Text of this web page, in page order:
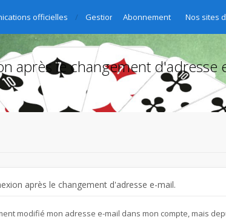
Abonnement Nos sites
officielles Gestion des abonnements - Abo-
après le changement d'adresse
après le changement d'adresse e-mail.
modifié mon adresse e-mail dans mon compte, mais